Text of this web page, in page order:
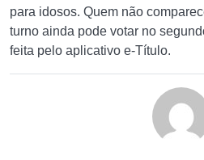
para idosos. Quem não
turno ainda pode votar no
feita pelo aplicativo e-Título.